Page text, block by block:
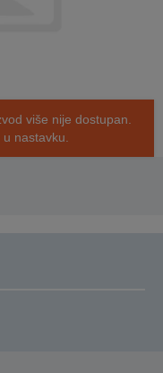
više nije dostupan.
nastavku.